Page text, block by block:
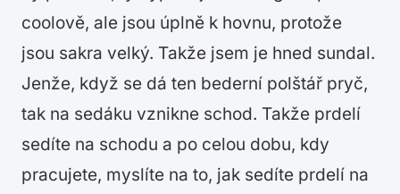
coolově, ale jsou úplně k hovnu, protože
jsou sakra velký. Takže jsem je hned sundal.
Jenže, když se dá ten bederní polštář pryč,
tak na sedáku vznikne schod. Takže prdelí
sedíte na schodu a po celou dobu, kdy
pracujete, myslíte na to, jak sedíte prdelí na